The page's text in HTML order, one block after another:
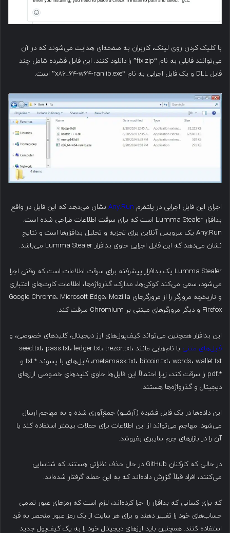
با کلیک کردن روی لینک، کاربران به صفحه‌ای هدایت می‌شوند که در آن
می‌توانند فایلی به نام “fix.zip” را دانلود کنند. این فایل فشرده شامل چند
فایل DLL و یک فایل اجرایی به نام “x86_64-w64-ranlib.exe” است.
اجرای این فایل اجرایی در پلتفرم Any.Run نشان می‌دهد که این فایل در واقع
بدافزار Lumma Stealer است که برای سرقت اطلاعات طراحی شده است.
Any.Run یک سرویس آنلاین برای تجزیه و تحلیل بدافزارها است و نتایج
نشان می‌دهد که این فایل اجرایی حاوی بدافزار Lumma Stealer می‌باشد.
Lumma Stealer یک بدافزار پیشرفته برای سرقت اطلاعات است که وقتی اجرا
می‌شود، سعی می‌کند کوکی‌ها، مدارک، گذرواژه‌ها، اطلاعات کارت‌های اعتباری
و تاریخچه مرورگر را از مرورگرهای Google Chrome، Microsoft Edge، Mozilla
Firefox و دیگر مرورگرهای مبتنی بر Chromium سرقت کند.
این بدافزار همچنین می‌تواند کیف‌پول‌های ارز دیجیتال، کلیدهای خصوصی، و
فایل‌های متنی
با نام‌هایی مانند seed.txt، pass.txt، ledger.txt، trezor.txt،
metamask.txt، bitcoin.txt، words، wallet.txt، فایل‌های با پسوند *.txt و
*.pdf را سرقت کند، زیرا احتمالاً این فایل‌ها حاوی کلیدهای خصوصی ارزهای
دیجیتال و گذرواژه‌ها هستند.
این داده‌ها در یک فایل فشرده (آرشیو) جمع‌آوری شده و به مهاجم ارسال
می‌شود. مهاجم می‌تواند از این اطلاعات برای حملات بیشتر استفاده کند یا
آن را در بازارهای جرم سایبری بفروشد.
در حالی که کارکنان GitHub در حال حذف نظراتی هستند که شناسایی
می‌کنند، افراد قبلاً گزارش داده‌اند که به این حمله گرفتار شده‌اند.
که برای کسانی که بدافزار را اجرا کرده‌اند، لازم است که رمزهای عبور تمامی
حساب‌های خود را تغییر دهند و برای هر سایت از یک رمز عبور منحصر به فرد
استفاده کنند. همچنین باید ارزهای دیجیتال خود را به یک کیف‌پول جدید